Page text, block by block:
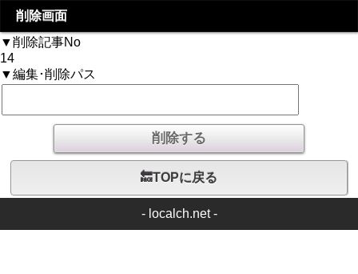
削除画面
▼削除記事No
14
▼編集･削除パス
🔙TOPに戻る
- localch.net-